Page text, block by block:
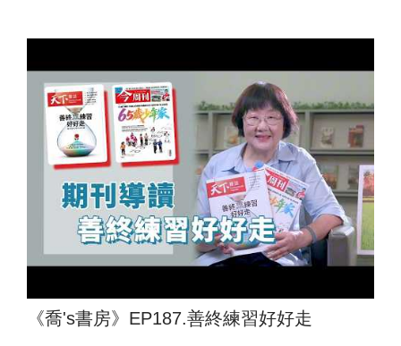
《喬's書房》EP187.善終練習好好走